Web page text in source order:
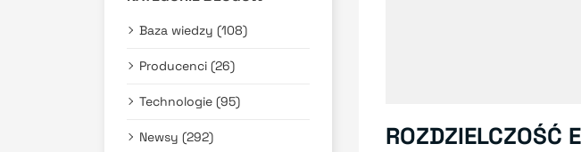
Baza wiedzy (108)
Producenci (26)
Technologie (95)
Newsy (292) ROZDZIELCZOŚĆ